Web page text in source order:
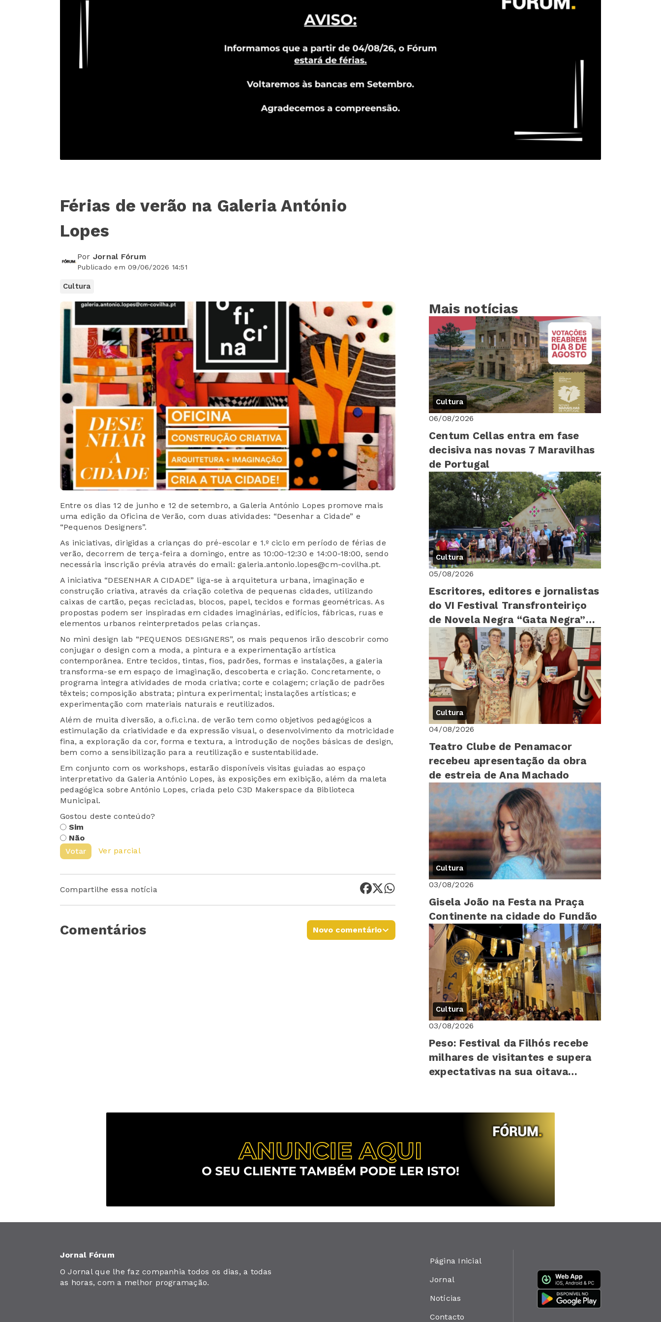
Férias de verão na Galeria António
Lopes
Por Jornal Fórum
Publicado em 09/06/2026 14:51
Cultura
Entre os dias 12 de junho e 12 de setembro, a Galeria António Lopes promove mais
uma edição da Oficina de Verão, com duas atividades: “Desenhar a Cidade” e
“Pequenos Designers”.
As iniciativas, dirigidas a crianças do pré-escolar e 1.º ciclo em período de férias de
verão, decorrem de terça-feira a domingo, entre as 10:00-12:30 e 14:00-18:00, sendo
necessária inscrição prévia através do email: galeria.antonio.lopes@cm-covilha.pt.
A iniciativa “DESENHAR A CIDADE” liga-se à arquitetura urbana, imaginação e
construção criativa, através da criação coletiva de pequenas cidades, utilizando
caixas de cartão, peças recicladas, blocos, papel, tecidos e formas geométricas. As
propostas podem ser inspiradas em cidades imaginárias, edifícios, fábricas, ruas e
elementos urbanos reinterpretados pelas crianças.
No mini design lab “PEQUENOS DESIGNERS”, os mais pequenos irão descobrir como
conjugar o design com a moda, a pintura e a experimentação artística
contemporânea. Entre tecidos, tintas, fios, padrões, formas e instalações, a galeria
transforma-se em espaço de imaginação, descoberta e criação. Concretamente, o
programa integra atividades de moda criativa; corte e colagem; criação de padrões
têxteis; composição abstrata; pintura experimental; instalações artísticas; e
experimentação com materiais naturais e reutilizados.
Além de muita diversão, a o.fi.ci.na. de verão tem como objetivos pedagógicos a
estimulação da criatividade e da expressão visual, o desenvolvimento da motricidade
fina, a exploração da cor, forma e textura, a introdução de noções básicas de design,
bem como a sensibilização para a reutilização e sustentabilidade.
Em conjunto com os workshops, estarão disponíveis visitas guiadas ao espaço
interpretativo da Galeria António Lopes, às exposições em exibição, além da maleta
pedagógica sobre António Lopes, criada pelo C3D Makerspace da Biblioteca
Municipal.
Gostou deste conteúdo?
Sim
Não
Votar
Ver parcial
Compartilhe essa notícia
Comentários Novo comentário
Mais notícias
Cultura
06/08/2026
Centum Cellas entra em fase
decisiva nas novas 7 Maravilhas
de Portugal
Cultura
05/08/2026
Escritores, editores e jornalistas
do VI Festival Transfronteiriço
de Novela Negra “Gata Negra”
visitam Idanha-a-Nova
Cultura
04/08/2026
Teatro Clube de Penamacor
recebeu apresentação da obra
de estreia de Ana Machado
Cultura
03/08/2026
Gisela João na Festa na Praça
Continente na cidade do Fundão
Cultura
03/08/2026
Peso: Festival da Filhós recebe
milhares de visitantes e supera
expectativas na sua oitava
Jornal Fórum
O Jornal que lhe faz companhia todos os dias, a todas
as horas, com a melhor programação.
Página Inicial
Jornal
Notícias
Contacto